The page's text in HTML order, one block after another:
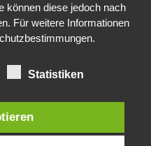
können diese jedoch nach
Für weitere Informationen
Statistiken